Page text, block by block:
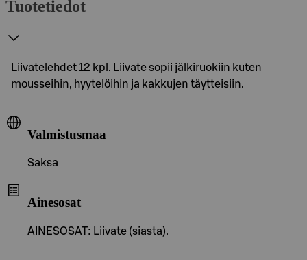
Tuotetiedot
Liivatelehdet 12 kpl. Liivate sopii jälkiruokiin kuten
mousseihin, hyytelöihin ja kakkujen täytteisiin.
Valmistusmaa
Saksa
Ainesosat
AINESOSAT: Liivate (siasta).